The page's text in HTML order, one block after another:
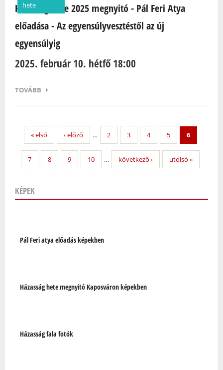
hete
Házasság Hete 2025 megnyitó - Pál Feri Atya
előadása - Az egyensúlyvesztéstől az új
egyensúlyig
2025. február 10. hétfő 18:00
TOVÁBB
« első ‹ előző … 2 3 4 5 6
7 8 9 10 … következő › utolsó »
KÉPEK
Pál Feri atya előadás képekben
Házasság hete megnyitó Kaposváron képekben
Házasság fala fotók